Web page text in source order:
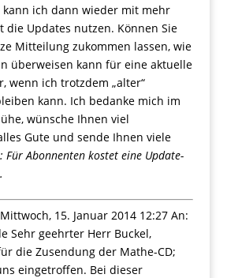
kann ich dann wieder mit mehr
die Updates nutzen. Können Sie
Mitteilung zukommen lassen, wie
überweisen kann für eine aktuelle
wenn ich trotzdem „alter“
kann. Ich bedanke mich im
wünsche Ihnen viel
Gute und sende Ihnen viele
Für Abonnenten kostet eine Update-
15. Januar 2014 12:27 An:
Sehr geehrter Herr Buckel,
die Zusendung der Mathe-CD;
eingetroffen. Bei dieser